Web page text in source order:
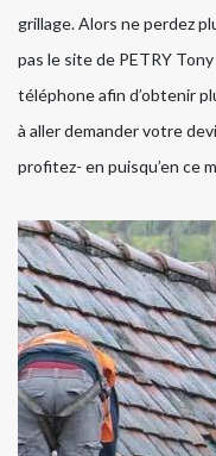
grillage. Alors ne perdez
pas le site de PETRY
téléphone afin d’obtenir
à aller demander votre
profitez- en puisqu’en ce